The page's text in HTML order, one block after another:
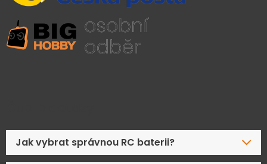
Jak vybrat správnou RC baterii?